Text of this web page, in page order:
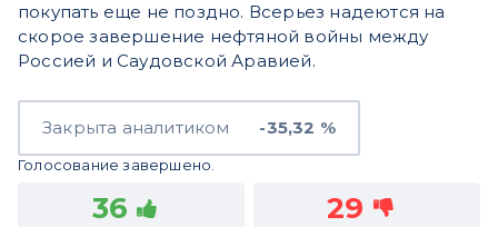
покупать еще не поздно. Всерьез надеются на
скорое завершение нефтяной войны между
Россией и Саудовской Аравией.
Закрыта аналитиком -35,32 %
Голосование завершено.
36 29